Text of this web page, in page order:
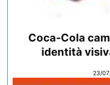
Coca-Cola
identità
23/